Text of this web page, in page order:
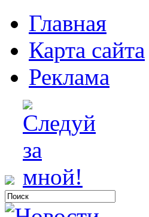
Главная
Карта сайта
Реклама